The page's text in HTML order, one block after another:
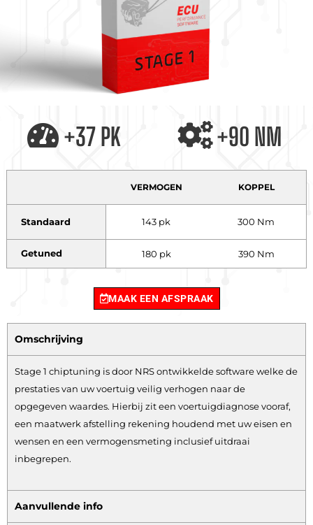
+37 PK +90 NM
VERMOGEN KOPPEL
Standaard 143 pk 300 Nm
Getuned 180 pk 390 Nm
MAAK EEN AFSPRAAK
Omschrijving
Stage 1 chiptuning is door NRS ontwikkelde software welke de
prestaties van uw voertuig veilig verhogen naar de
opgegeven waardes. Hierbij zit een voertuigdiagnose vooraf,
een maatwerk afstelling rekening houdend met uw eisen en
wensen en een vermogensmeting inclusief uitdraai
inbegrepen.
Aanvullende info